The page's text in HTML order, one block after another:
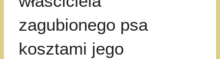
zagubionego psa
kosztami jego